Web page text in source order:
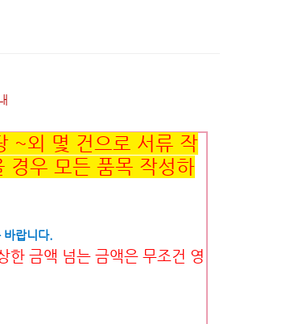
~외 몇 건으로 서류 작
경우 모든 품목 작성하
바랍니다.
한 금액 넘는 금액은 무조건 영